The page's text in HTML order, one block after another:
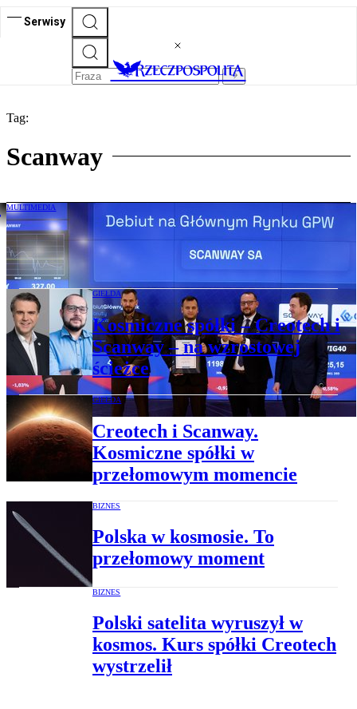
Serwisy
Tag:
Scanway
MULTIMEDIA
Rosnący rynek technologii kosmicznych
napędza biznes Scanway
GIEŁDA
Kosmiczne spółki – Creotech i
Scanway – na wzrostowej
ścieżce
GIEŁDA
Creotech i Scanway.
Kosmiczne spółki w
przełomowym momencie
BIZNES
Polska w kosmosie. To
przełomowy moment
BIZNES
Polski satelita wyruszył w
kosmos. Kurs spółki Creotech
wystrzelił